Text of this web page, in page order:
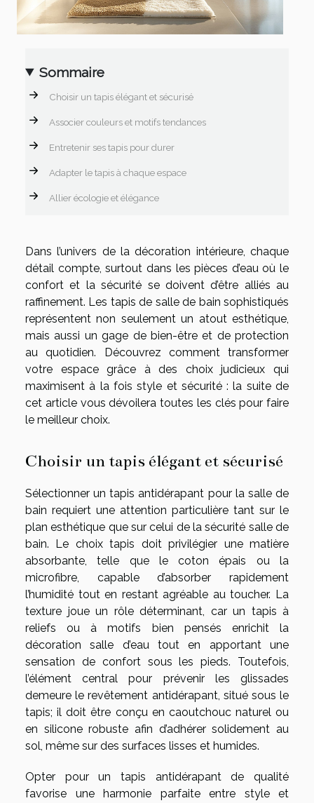
Sommaire
Choisir un tapis élégant et sécurisé
Associer couleurs et motifs tendances
Entretenir ses tapis pour durer
Adapter le tapis à chaque espace
Allier écologie et élégance
Dans l’univers de la décoration intérieure, chaque
détail compte, surtout dans les pièces d’eau où le
confort et la sécurité se doivent d’être alliés au
raffinement. Les tapis de salle de bain sophistiqués
représentent non seulement un atout esthétique,
mais aussi un gage de bien-être et de protection
au quotidien. Découvrez comment transformer
votre espace grâce à des choix judicieux qui
maximisent à la fois style et sécurité : la suite de
cet article vous dévoilera toutes les clés pour faire
le meilleur choix.
Choisir un tapis élégant et sécurisé
Sélectionner un tapis antidérapant pour la salle de
bain requiert une attention particulière tant sur le
plan esthétique que sur celui de la sécurité salle de
bain. Le choix tapis doit privilégier une matière
absorbante, telle que le coton épais ou la
microfibre, capable d’absorber rapidement
l’humidité tout en restant agréable au toucher. La
texture joue un rôle déterminant, car un tapis à
reliefs ou à motifs bien pensés enrichit la
décoration salle d’eau tout en apportant une
sensation de confort sous les pieds. Toutefois,
l’élément central pour prévenir les glissades
demeure le revêtement antidérapant, situé sous le
tapis; il doit être conçu en caoutchouc naturel ou
en silicone robuste afin d’adhérer solidement au
sol, même sur des surfaces lisses et humides.
Opter pour un tapis antidérapant de qualité
favorise une harmonie parfaite entre style et